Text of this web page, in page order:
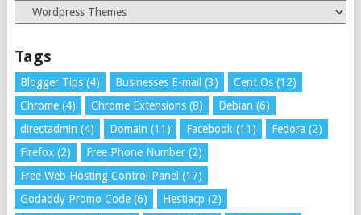
Categories
Tags
Blogger Tips(4) Businesses E-mail (3) Cent Os(12)
Chrome(4) Chrome Extensions(8) Debian (6)
directadmin (4) Domain (11) Facebook (11) Fedora (2)
Firefox(2) Free Phone Number(2)
Free Web Hosting Control Panel (17)
Godaddy Promo Code(6) Hestiacp (2)